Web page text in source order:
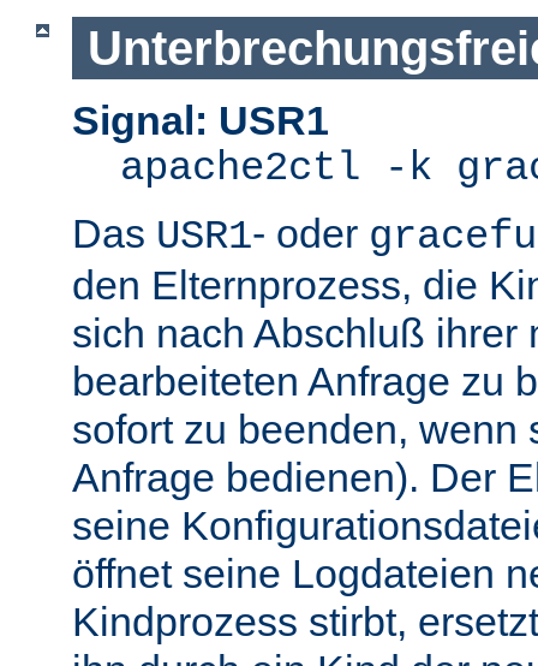
Signal: USR1
apache2ctl -k
Das USR1- oder
den Elternprozess, die
sich nach Abschluß ihrer
bearbeiteten Anfrage zu
sofort zu beenden, wenn
Anfrage bedienen). Der
seine
öffnet seine Logdateien
Kindprozess stirbt,